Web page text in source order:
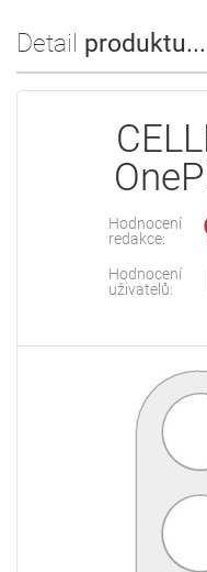
Detail produktu...
Hodnocení
redakce:
Hodnocení
uživatelů: